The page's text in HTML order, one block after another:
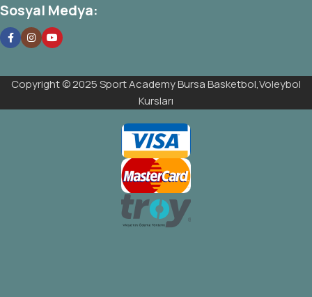
Sosyal Medya:
Copyright © 2025 Sport Academy Bursa Basketbol,Voleybol
Kursları